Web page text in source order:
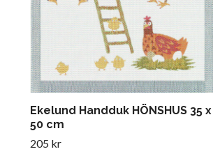
Ekelund Handduk HÖNSHUS 35 x
50 cm
205 kr